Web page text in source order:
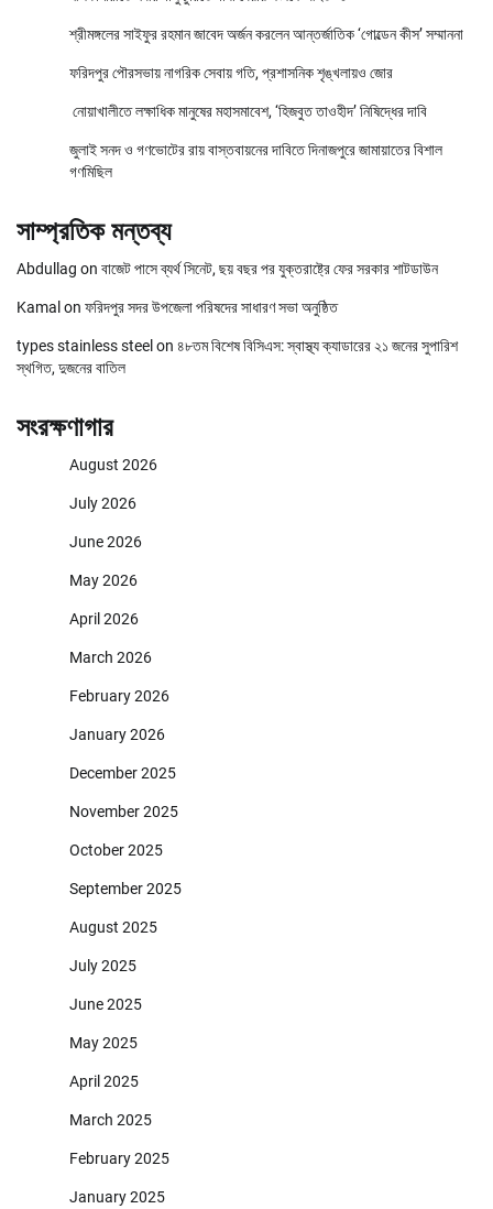
শ্রীমঙ্গলের সাইফুর রহমান জাবেদ অর্জন করলেন আন্তর্জাতিক ‘গোল্ডেন কীস’ সম্মাননা
ফরিদপুর পৌরসভায় নাগরিক সেবায় গতি, প্রশাসনিক শৃঙ্খলায়ও জোর
নোয়াখালীতে লক্ষাধিক মানুষের মহাসমাবেশ, ‘হিজবুত তাওহীদ’ নিষিদ্ধের দাবি
জুলাই সনদ ও গণভোটের রায় বাস্তবায়নের দাবিতে দিনাজপুরে জামায়াতের বিশাল
গণমিছিল
সাম্প্রতিক মন্তব্য
Abdullag on বাজেট পাসে ব্যর্থ সিনেট, ছয় বছর পর যুক্তরাষ্ট্রে ফের সরকার শাটডাউন
Kamal on ফরিদপুর সদর উপজেলা পরিষদের সাধারণ সভা অনুষ্ঠিত
types stainless steel on ৪৮তম বিশেষ বিসিএস: স্বাস্থ্য ক্যাডারের ২১ জনের সুপারিশ
স্থগিত, দুজনের বাতিল
সংরক্ষণাগার
August 2026
July 2026
June 2026
May 2026
April 2026
March 2026
February 2026
January 2026
December 2025
November 2025
October 2025
September 2025
August 2025
July 2025
June 2025
May 2025
April 2025
March 2025
February 2025
January 2025